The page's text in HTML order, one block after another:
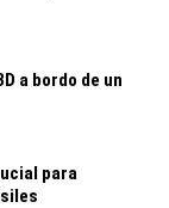
a bordo de un
para